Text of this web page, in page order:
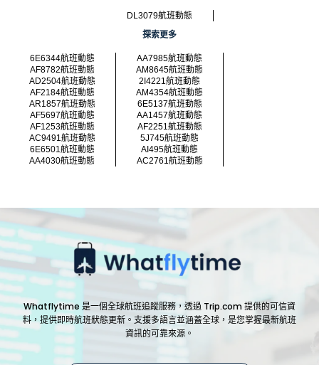
DL3079航班動態
探索更多
6E6344航班動態
AA7985航班動態
AF8782航班動態
AM8645航班動態
AD2504航班動態
2I4221航班動態
AF2184航班動態
AM4354航班動態
AR1857航班動態
6E5137航班動態
AF5697航班動態
AA1457航班動態
AF1253航班動態
AF2251航班動態
AC9491航班動態
5J745航班動態
6E6501航班動態
AI495航班動態
AA4030航班動態
AC2761航班動態
Whatflytime 是一個全球航班追蹤服務，透過 Trip.com 提供的可信資
料，提供即時航班狀態更新。支援多語言並涵蓋全球，是您掌握最新航班
資訊的可靠來源。